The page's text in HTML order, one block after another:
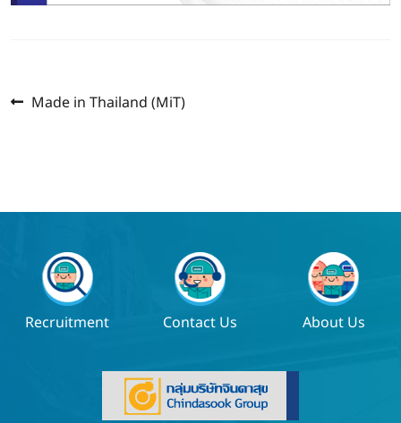
แนะแนว
Previous
Made in Thailand (MiT)
Recruitment Contact Us About Us